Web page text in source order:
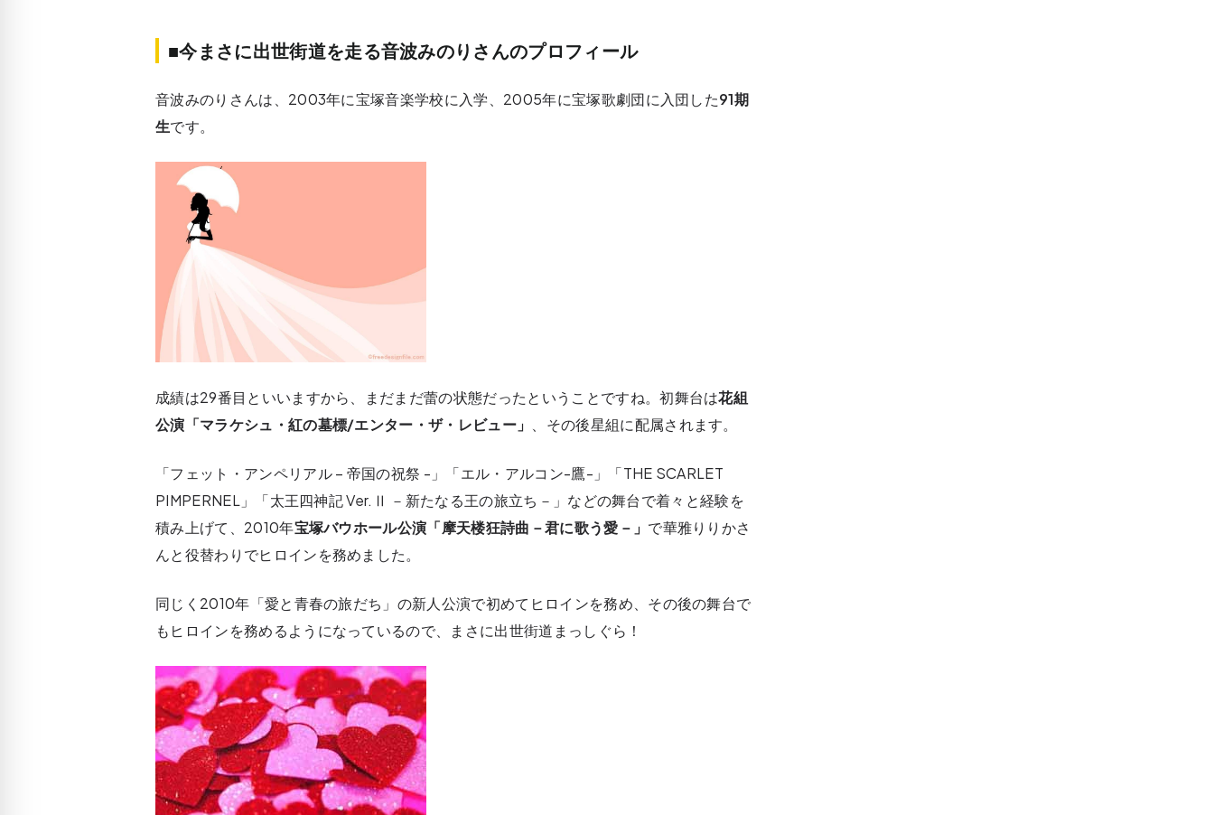
■今まさに出世街道を走る音波みのりさんのプロフィール
音波みのりさんは、2003年に宝塚音楽学校に入学、2005年に宝塚歌劇団に入団した91期
生です。
成績は29番目といいますから、まだまだ蕾の状態だったということですね。初舞台は花組
公演「マラケシュ・紅の墓標/エンター・ザ・レビュー」
、その後星組に配属されます。
「フェット・アンペリアル – 帝国の祝祭 -」「エル・アルコン-鷹-」「THE SCARLET
PIMPERNEL」「太王四神記 Ver.Ⅱ －新たなる王の旅立ち－」などの舞台で着々と経験を
積み上げて、2010年宝塚バウホール公演「摩天楼狂詩曲－君に歌う愛－」 で華雅りりかさ
んと役替わりでヒロインを務めました。
同じく2010年「愛と青春の旅だち」の新人公演で初めてヒロインを務め、その後の舞台で
もヒロインを務めるようになっているので、まさに出世街道まっしぐら！